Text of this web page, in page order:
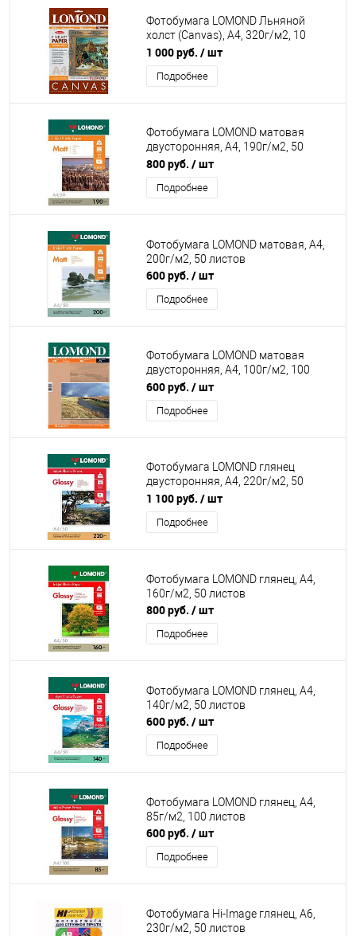
Фотобумага LOMOND Льняной
холст (Canvas), А4, 320г/м2, 10
листов
1 000 руб. / шт
Подробнее
Фотобумага LOMOND матовая
двусторонняя, А4, 190г/м2, 50
листов
800 руб. / шт
Подробнее
Фотобумага LOMOND матовая, А4,
200г/м2, 50 листов
600 руб. / шт
Подробнее
Фотобумага LOMOND матовая
двусторонняя, А4, 100г/м2, 100
листов
600 руб. / шт
Подробнее
Фотобумага LOMOND глянец
двусторонняя, А4, 220г/м2, 50
листов
1 100 руб. / шт
Подробнее
Фотобумага LOMOND глянец, А4,
160г/м2, 50 листов
800 руб. / шт
Подробнее
Фотобумага LOMOND глянец, А4,
140г/м2, 50 листов
600 руб. / шт
Подробнее
Фотобумага LOMOND глянец, А4,
85г/м2, 100 листов
600 руб. / шт
Подробнее
Фотобумага Hi-Image глянец, А6,
230г/м2, 50 листов